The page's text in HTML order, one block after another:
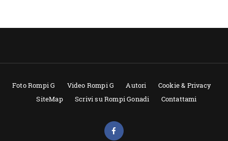
Foto Rompi G Video Rompi G Autori
Cookie & Privacy
SiteMap
Scrivi su Rompi Gonadi Contattami